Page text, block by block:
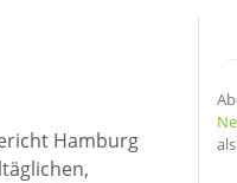
Hamburg